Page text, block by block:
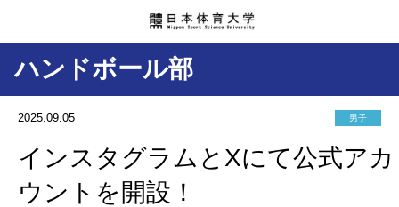
ハンドボール部
2025.09.05 男子
インスタグラムとXにて公式アカ
ウントを開設！